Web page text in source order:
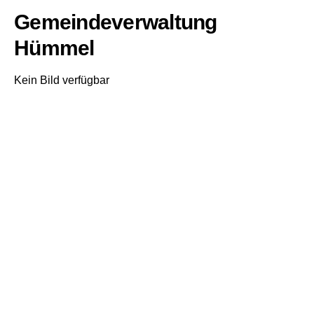
Gemeindeverwaltung
Hümmel
Kein Bild verfügbar